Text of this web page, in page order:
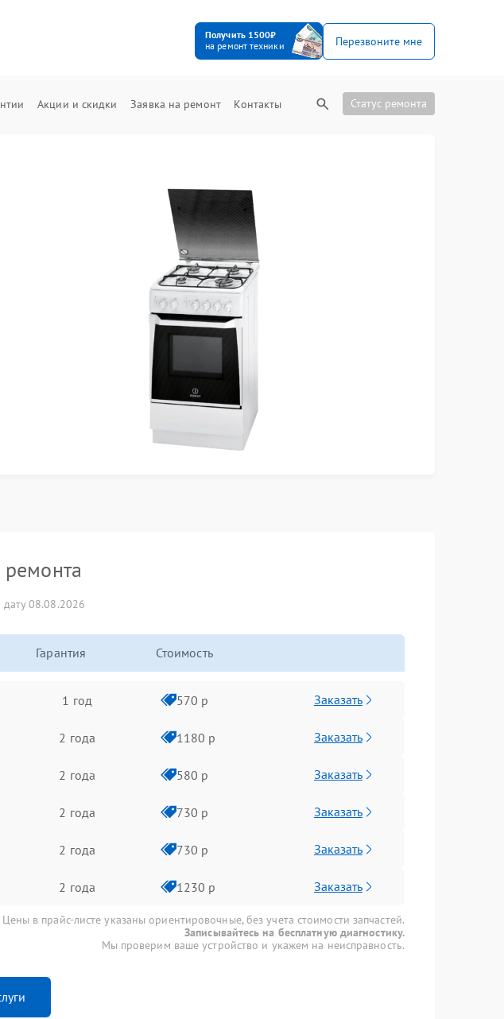
Получить 1500₽
на ремонт техники
Перезвоните мне
Акции и скидки Заявка на ремонт Контакты Статус ремонта
08.08.2026
Гарантия Стоимость
1 год 570 р Заказать
2 года 1180 р Заказать
2 года 580 р Заказать
2 года 730 р Заказать
2 года 730 р Заказать
2 года 1230 р Заказать
Цены в прайс-листе указаны ориентировочные, без учета стоимости запчастей.
Записывайтесь на бесплатную диагностику.
Мы проверим ваше устройство и укажем на неисправность.